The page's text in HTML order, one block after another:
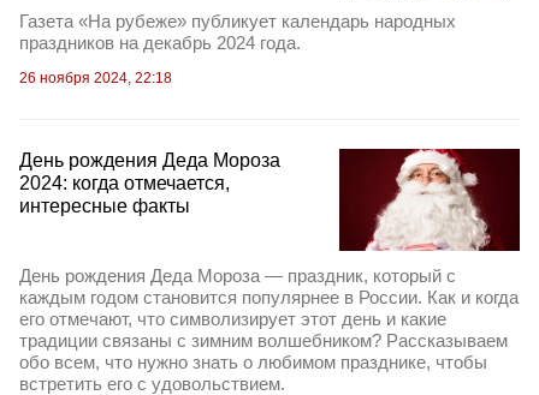
Газета «На рубеже» публикует календарь народных
праздников на декабрь 2024 года.
26 ноября 2024, 22:18
День рождения Деда Мороза
2024: когда отмечается,
интересные факты
День рождения Деда Мороза — праздник, который с
каждым годом становится популярнее в России. Как и когда
его отмечают, что символизирует этот день и какие
традиции связаны с зимним волшебником? Рассказываем
обо всем, что нужно знать о любимом празднике, чтобы
встретить его с удовольствием.